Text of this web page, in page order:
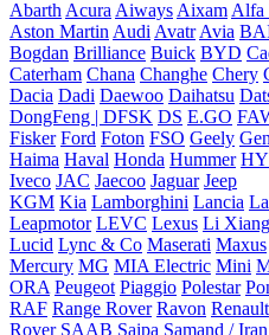
Abarth Acura Aiways Aixam Alfa
Aston Martin Audi Avatr Avia
Bogdan Brilliance Buick BYD
Caterham Chana Changhe Chery
Dacia Dadi Daewoo Daihatsu
DongFeng | DFSK DS E.GO
Fisker Ford Foton FSO Geely
Haima Haval Honda Hummer
Iveco JAC Jaecoo Jaguar Jeep
KGM Kia Lamborghini Lancia
Leapmotor LEVC Lexus Li Xiang
Lucid Lync & Co Maserati Maxus
Mercury MG MIA Electric Mini
ORA Peugeot Piaggio Polestar
RAF Range Rover Ravon Renault
Rover SAAB Saipa Samand /